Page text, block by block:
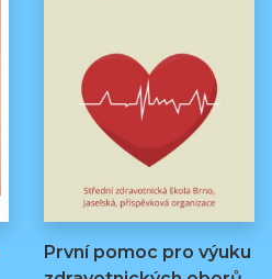
První pomoc pro výuku